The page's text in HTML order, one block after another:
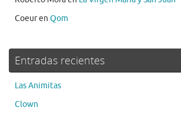
Coeuren Qom
Entradas recientes
Las Animitas
Clown